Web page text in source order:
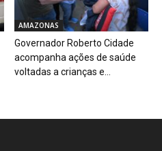
AMAZONAS
Governador Roberto Cidade
acompanha ações de saúde
voltadas a crianças e...